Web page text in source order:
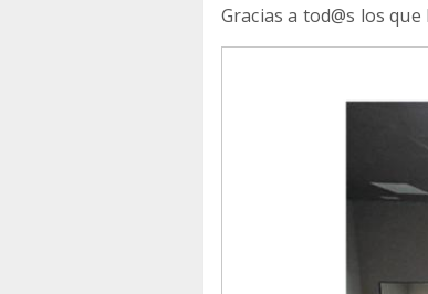
Gracias a tod@s los